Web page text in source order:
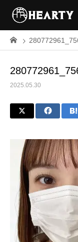
2025.05.30